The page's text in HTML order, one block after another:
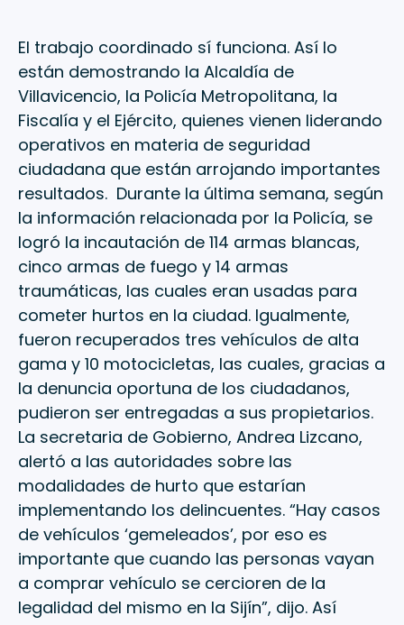
El trabajo coordinado sí funciona. Así lo
están demostrando la Alcaldía de
Villavicencio, la Policía Metropolitana, la
Fiscalía y el Ejército, quienes vienen liderando
operativos en materia de seguridad
ciudadana que están arrojando importantes
resultados. Durante la última semana, según
la información relacionada por la Policía, se
logró la incautación de 114 armas blancas,
cinco armas de fuego y 14 armas
traumáticas, las cuales eran usadas para
cometer hurtos en la ciudad. Igualmente,
fueron recuperados tres vehículos de alta
gama y 10 motocicletas, las cuales, gracias a
la denuncia oportuna de los ciudadanos,
pudieron ser entregadas a sus propietarios.
La secretaria de Gobierno, Andrea Lizcano,
alertó a las autoridades sobre las
modalidades de hurto que estarían
implementando los delincuentes. “Hay casos
de vehículos ‘gemeleados’, por eso es
importante que cuando las personas vayan
a comprar vehículo se cercioren de la
legalidad del mismo en la Sijín”, dijo. Así